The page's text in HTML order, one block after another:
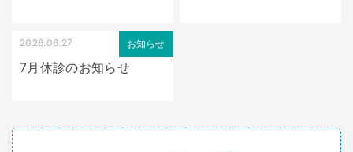
お知らせ
2026.06.27
7月休診のお知らせ